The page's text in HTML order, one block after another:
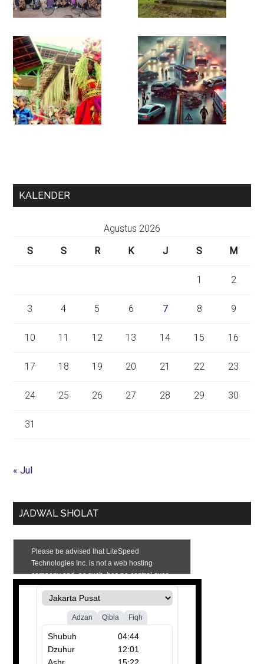
KALENDER
Agustus 2026
S
S R K J S M
1 2
3 4 5 6 7 8 9
10 11 12 13 14 15 16
17 18 19 20 21 22 23
24 25 26 27 28 29 30
31
« Jul
JADWAL SHOLAT